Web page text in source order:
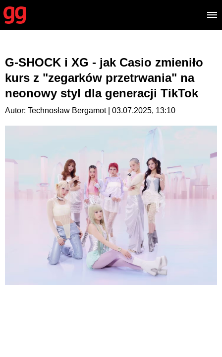
G-SHOCK i XG - jak Casio zmieniło
kurs z "zegarków przetrwania" na
neonowy styl dla generacji TikTok
Autor: Technosław Bergamot | 03.07.2025, 13:10